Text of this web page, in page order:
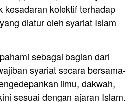
kolektif terhadap
diatur oleh syariat Islam
sebagai bagian dari
syariat secara bersama-
ilmu, dakwah,
sesuai dengan ajaran Islam.